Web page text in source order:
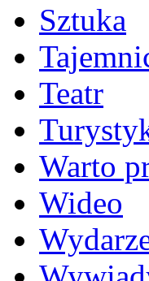
Sztuka
Teatr
Warto
Wideo